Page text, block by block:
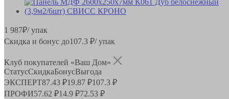
1 987₽/ упак
Скидка и бонус до107.3 ₽/ упак
Клуб покупателей «Ваш Дом»
СтатусСкидкаБонусВыгода
ЭКСПЕРТ87.43 ₽19.87 ₽107.3 ₽
ПРОФИ57.62 ₽14.9 ₽72.53 ₽